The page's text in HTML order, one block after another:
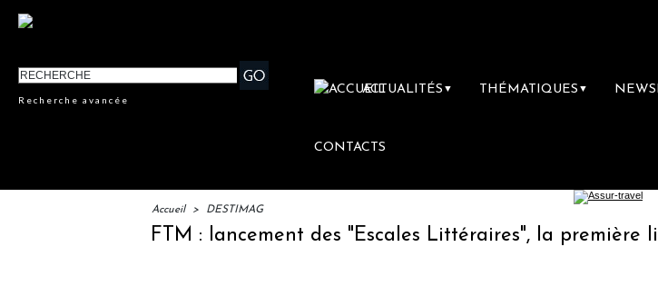
Recherche avancée
ACTUALITÉS ▼ THÉMATIQUES ▼
CONTACTS
Accueil > DESTIMAG
IFTM : lancement des "Escales Littéraires", la première